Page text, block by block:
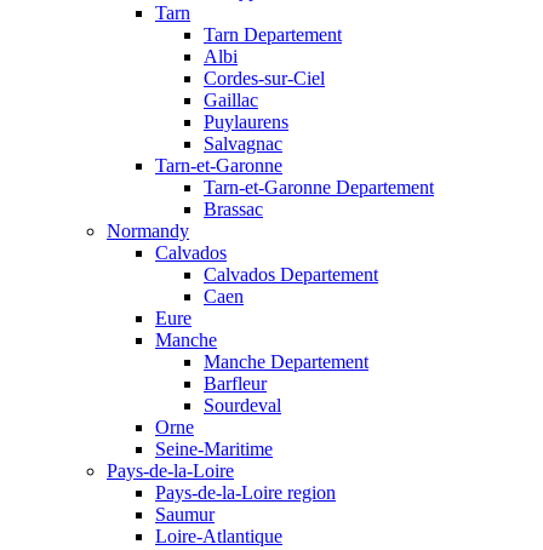
Tarn
Tarn Departement
Albi
Cordes-sur-Ciel
Gaillac
Puylaurens
Salvagnac
Tarn-et-Garonne
Tarn-et-Garonne Departement
Brassac
Normandy
Calvados
Calvados Departement
Caen
Eure
Manche
Manche Departement
Barfleur
Sourdeval
Orne
Seine-Maritime
Pays-de-la-Loire
Pays-de-la-Loire region
Saumur
Loire-Atlantique